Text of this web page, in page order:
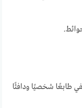
طابعًا شخصيًا ودافئًا